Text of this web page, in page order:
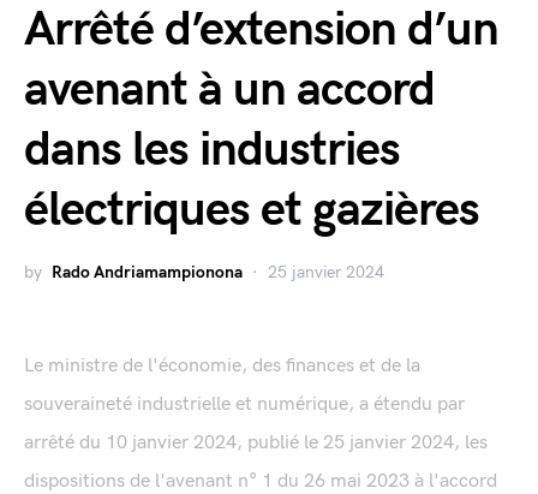
Arrêté d’extension d’un
avenant à un accord
dans les industries
électriques et gazières
by Rado Andriamampionona 25 janvier 2024
Le ministre de l'économie, des finances et de la
souveraineté industrielle et numérique, a étendu par
arrêté du 10 janvier 2024, publié le 25 janvier 2024, les
dispositions de l'avenant n° 1 du 26 mai 2023 à l'accord